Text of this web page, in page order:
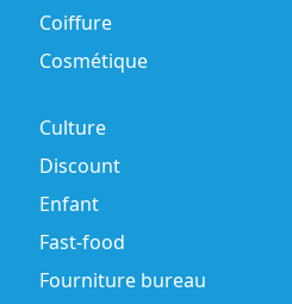
Coiffure
Cosmétique
Culture
Discount
Enfant
Fast-food
Fourniture bureau